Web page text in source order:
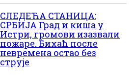
СЛЕДЕЋА СТАНИЦА:
СРБИЈА Град и киша у
Истри, громови изазвали
пожаре. Бихаћ после
невремена остао без
струје